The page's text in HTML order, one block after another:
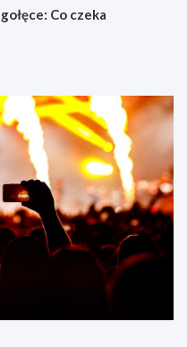
Co czeka